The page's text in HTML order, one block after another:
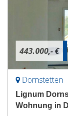
443.000,- €
Dornstetten
Lignum
Wohnung in